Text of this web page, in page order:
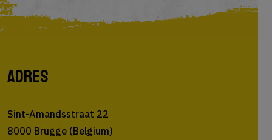
ADRES
Sint-Amandsstraat 22
8000 Brugge (Belgium)